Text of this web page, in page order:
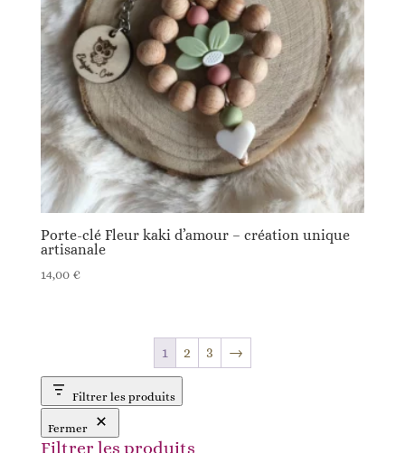
Porte-clé Fleur kaki d’amour – création unique
artisanale
14,00 €
1 2 3 →
Filtrer les produits
Fermer
Filtrer les produits